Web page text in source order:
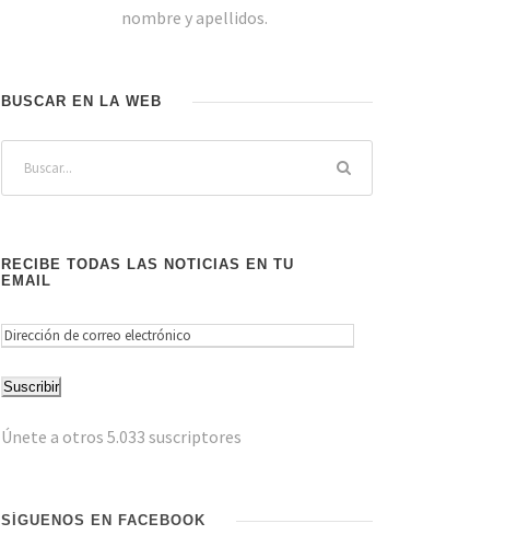
nombre y apellidos.
BUSCAR EN LA WEB
RECIBE TODAS LAS NOTICIAS EN TU
EMAIL
D
r
c
i
Suscribir
Únete a otros 5.033 suscriptores
SÍGUENOS EN FACEBOOK